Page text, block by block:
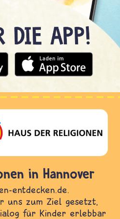
in Hannover
entdecken.de.
uns zum Ziel gesetzt,
für Kinder erlebbar